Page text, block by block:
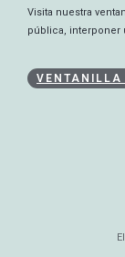
Visita nuestra
pública, interponer
VENTANILLA